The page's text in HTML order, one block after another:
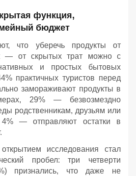
функция,
бюджет
что уберечь продукты от
— от скрытых трат можно с
и простых бытовых
практичных туристов перед
замораживают продукты в
29% — безвозмездно
родственникам, друзьям или
— отправляют остатки в
исследования стал
пробел: три четверти
признались, что даже не